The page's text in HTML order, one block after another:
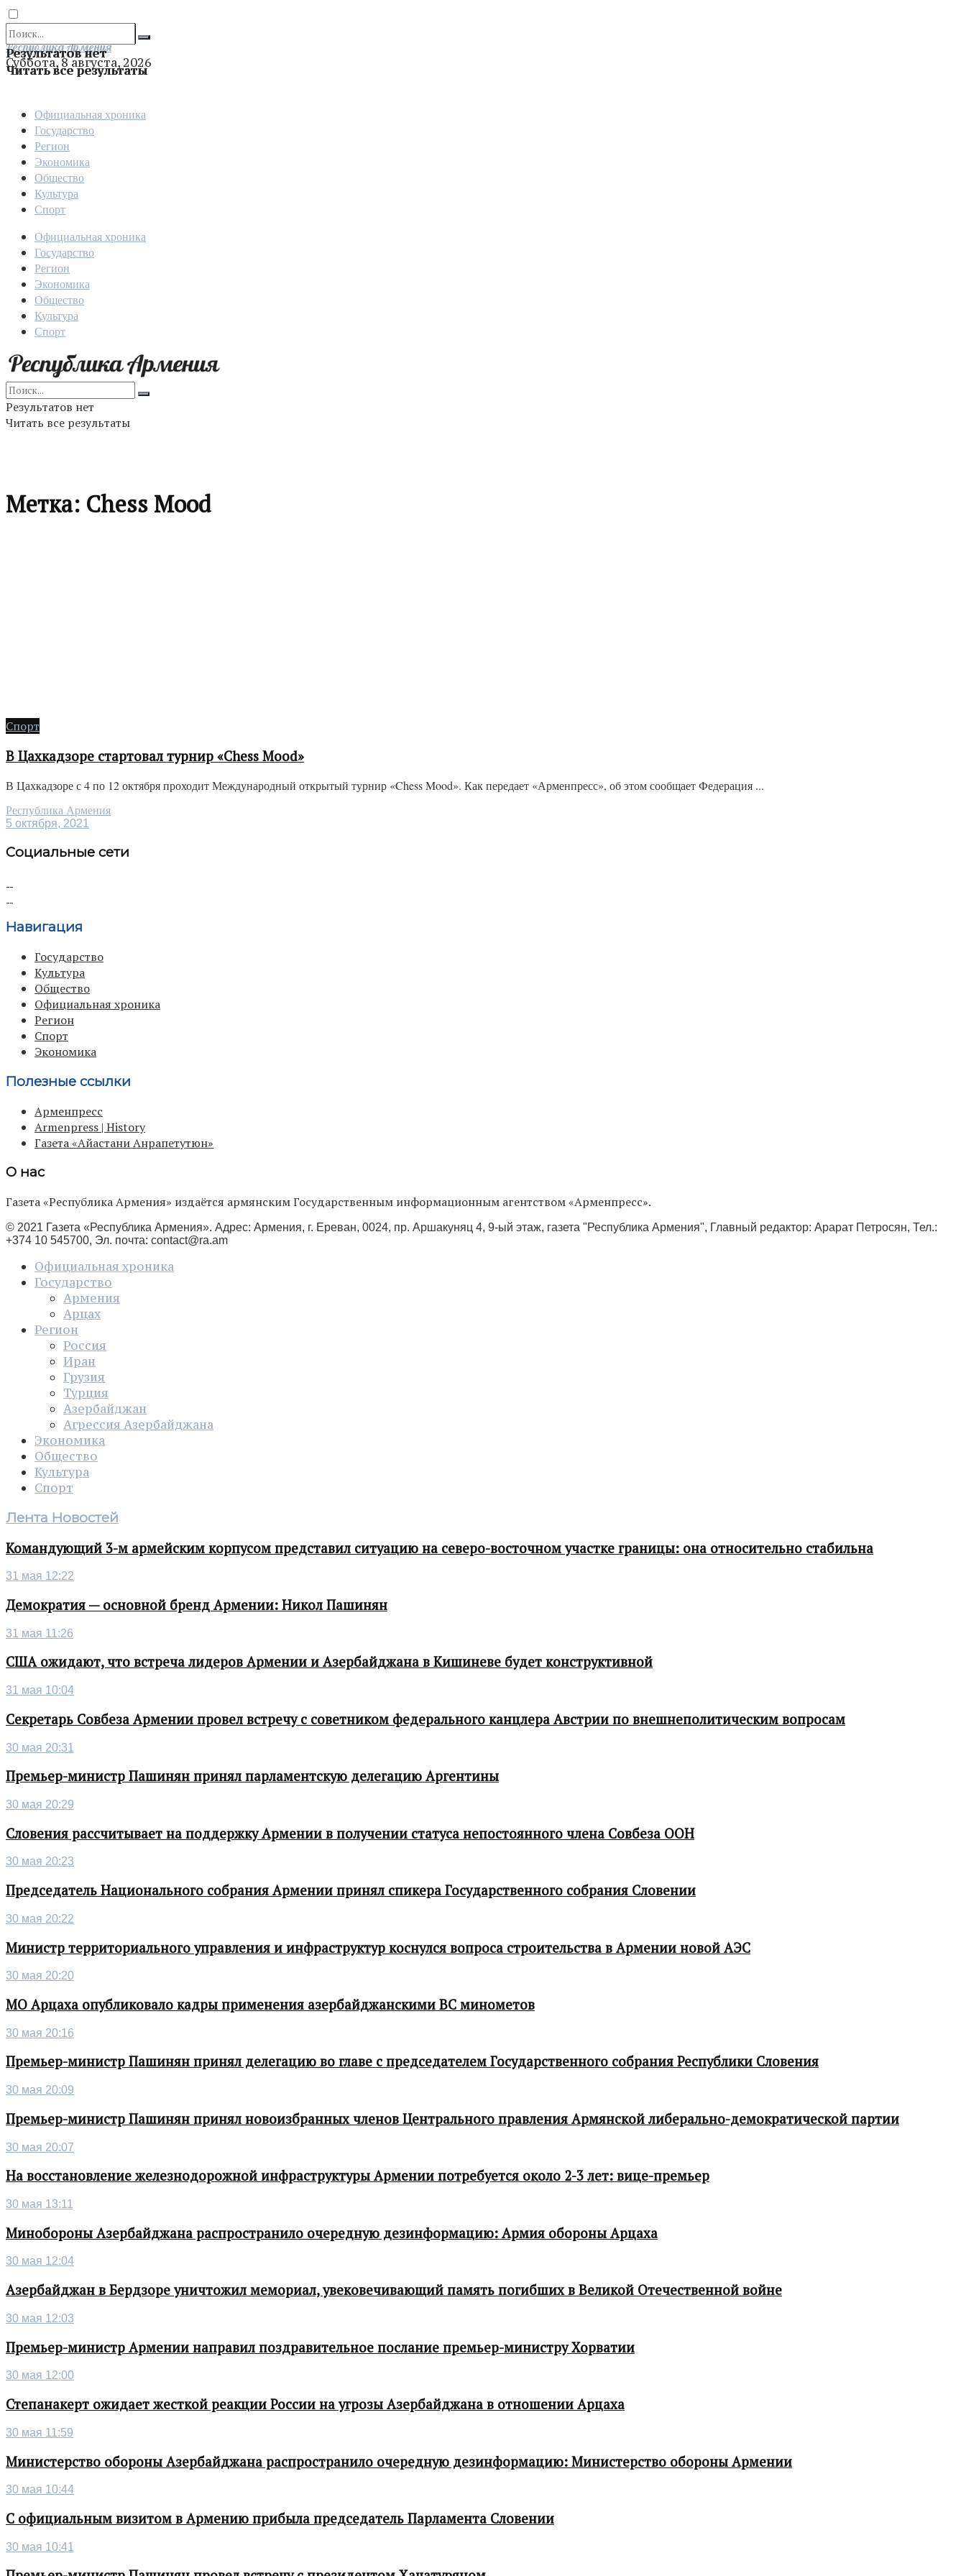
Результатов нет
Читать все результаты
Отправить
Республика Армения
Суббота, 8 августа, 2026
Официальная хроника
Государство
Регион
Экономика
Общество
Культура
Спорт
Официальная хроника
Государство
Регион
Экономика
Общество
Культура
Спорт
Результатов нет
Читать все результаты
Метка: Chess Mood
Спорт
В Цахкадзоре стартовал турнир «Chess Mood»
В Цахкадзоре с 4 по 12 октября проходит Международный открытый турнир «Chess Mood». Как передает «Арменпресс», об этом сообщает Федерация ...
Республика Армения
5 октября, 2021
Социальные сети
Навигация
Государство
Культура
Общество
Официальная хроника
Регион
Спорт
Экономика
Полезные ссылки
Арменпресс
Armenpress | History
Газета «Айастани Анрапетутюн»
О нас
Газета «Республика Армения» издаётся армянским Государственным информационным агентством «Арменпресс».
© 2021 Газета «Республика Армения». Адрес: Армения, г. Ереван, 0024, пр. Аршакуняц 4, 9-ый этаж, газета "Республика Армения", Главный редактор: Арарат Петросян, Тел.:
+374 10 545700, Эл. почта: contact@ra.am
Официальная хроника
Государство
Армения
Арцах
Регион
Россия
Иран
Грузия
Турция
Азербайджан
Агрессия Азербайджана
Экономика
Общество
Культура
Спорт
Лента Новостей
Командующий 3-м армейским корпусом представил ситуацию на северо-восточном участке границы: она относительно стабильна
31 мая 12:22
Демократия — основной бренд Армении: Никол Пашинян
31 мая 11:26
США ожидают, что встреча лидеров Армении и Азербайджана в Кишиневе будет конструктивной
31 мая 10:04
Секретарь Совбеза Армении провел встречу с советником федерального канцлера Австрии по внешнеполитическим вопросам
30 мая 20:31
Премьер-министр Пашинян принял парламентскую делегацию Аргентины
30 мая 20:29
Словения рассчитывает на поддержку Армении в получении статуса непостоянного члена Совбеза ООН
30 мая 20:23
Председатель Национального собрания Армении принял спикера Государственного собрания Словении
30 мая 20:22
Министр территориального управления и инфраструктур коснулся вопроса строительства в Армении новой АЭС
30 мая 20:20
МО Арцаха опубликовало кадры применения азербайджанскими ВС минометов
30 мая 20:16
Премьер-министр Пашинян принял делегацию во главе с председателем Государственного собрания Республики Словения
30 мая 20:09
Премьер-министр Пашинян принял новоизбранных членов Центрального правления Армянской либерально-демократической партии
30 мая 20:07
На восстановление железнодорожной инфраструктуры Армении потребуется около 2-3 лет: вице-премьер
30 мая 13:11
Минобороны Азербайджана распространило очередную дезинформацию: Армия обороны Арцаха
30 мая 12:04
Азербайджан в Бердзоре уничтожил мемориал, увековечивающий память погибших в Великой Отечественной войне
30 мая 12:03
Премьер-министр Армении направил поздравительное послание премьер-министру Хорватии
30 мая 12:00
Степанакерт ожидает жесткой реакции России на угрозы Азербайджана в отношении Арцаха
30 мая 11:59
Министерство обороны Азербайджана распространило очередную дезинформацию: Министерство обороны Армении
30 мая 10:44
С официальным визитом в Армению прибыла председатель Парламента Словении
30 мая 10:41